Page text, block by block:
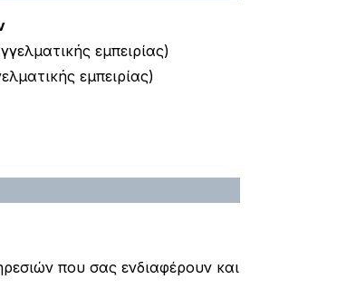
εμπειρίας)
εμπειρίας)
που σας ενδιαφέρουν και